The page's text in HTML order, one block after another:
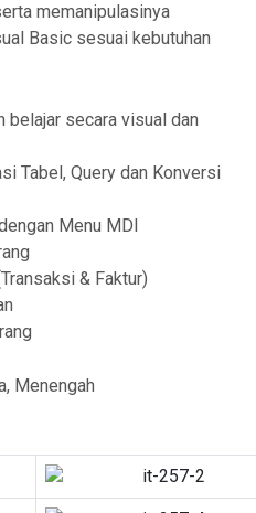
memanipulasinya
Basic sesuai kebutuhan
belajar secara visual dan
Tabel, Query dan Konversi
Menu MDI
& Faktur)
Menengah